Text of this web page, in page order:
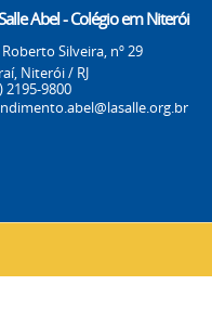
Abel - Colégio em Niterói
Silveira, nº 29
Niterói / RJ
2195-9800